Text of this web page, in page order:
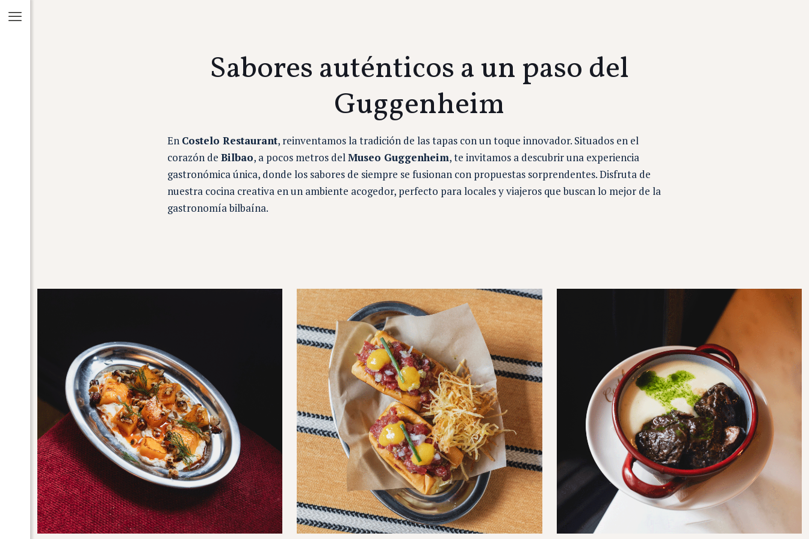
Sabores auténticos a un paso del
Guggenheim
En Costelo Restaurant, reinventamos la tradición de las tapas con un toque innovador. Situados en el
corazón de Bilbao, a pocos metros delMuseo Guggenheim, te invitamos a descubrir una experiencia
gastronómica única, donde los sabores de siempre se fusionan con propuestas sorprendentes. Disfruta de
nuestra cocina creativa en un ambiente acogedor, perfecto para locales y viajeros que buscan lo mejor de la
gastronomía bilbaína.